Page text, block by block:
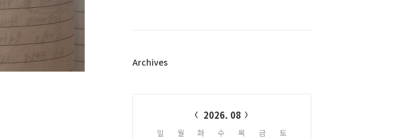
플
Archives
2026. 08
일 월 화 수 목 금
토